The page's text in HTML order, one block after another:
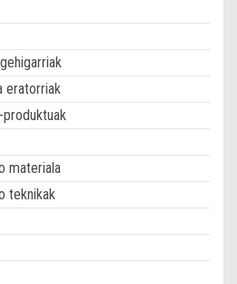
eratorriak
materiala
teknikak